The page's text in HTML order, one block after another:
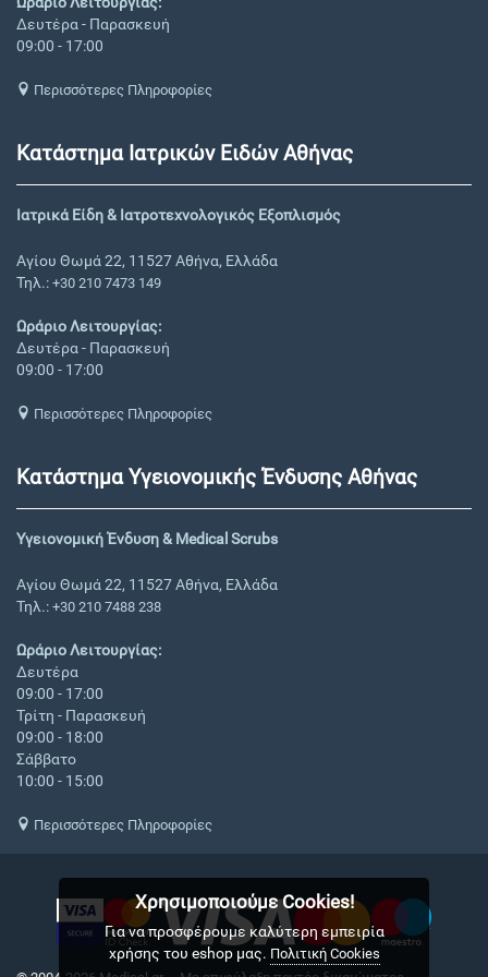
Δευτέρα - Παρασκευή
09:00 - 17:00
Περισσότερες Πληροφορίες
Κατάστημα Ιατρικών Ειδών Αθήνας
Ιατρικά Είδη & Ιατροτεχνολογικός Εξοπλισμός
Αγίου Θωμά 22, 11527 Αθήνα, Ελλάδα
Τηλ.: +30 210 7473 149
Ωράριο Λειτουργίας:
Δευτέρα - Παρασκευή
09:00 - 17:00
Περισσότερες Πληροφορίες
Κατάστημα Υγειονομικής Ένδυσης Αθήνας
Υγειονομική Ένδυση & Medical Scrubs
Αγίου Θωμά 22, 11527 Αθήνα, Ελλάδα
Τηλ.: +30 210 7488 238
Ωράριο Λειτουργίας:
Δευτέρα
09:00 - 17:00
Τρίτη - Παρασκευή
09:00 - 18:00
Σάββατο
10:00 - 15:00
Περισσότερες Πληροφορίες
Χρησιμοποιούμε Cookies!
Για να προσφέρουμε καλύτερη εμπειρία
χρήσης του eshop μας. Πολιτική Cookies